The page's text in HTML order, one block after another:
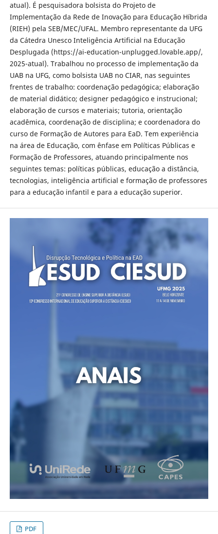
atual). É pesquisadora bolsista do Projeto de
Implementação da Rede de Inovação para Educação Híbrida
(RIEH) pela SEB/MEC/UFAL. Membro representante da UFG
da Cátedra Unesco Inteligência Artificial na Educação
Desplugada (https://ai-education-unplugged.lovable.app/,
2025-atual). Trabalhou no processo de implementação da
UAB na UFG, como bolsista UAB no CIAR, nas seguintes
frentes de trabalho: coordenação pedagógica; elaboração
de material didático; designer pedagógico e instrucional;
elaboração de cursos e materiais; tutoria, orientação
acadêmica, coordenação de disciplina; e coordenadora do
curso de Formação de Autores para EaD. Tem experiência
na área de Educação, com ênfase em Políticas Públicas e
Formação de Professores, atuando principalmente nos
seguintes temas: políticas públicas, educação a distância,
tecnologias, inteligência artificial e formação de professores
para a educação infantil e para a educação superior.
PDF